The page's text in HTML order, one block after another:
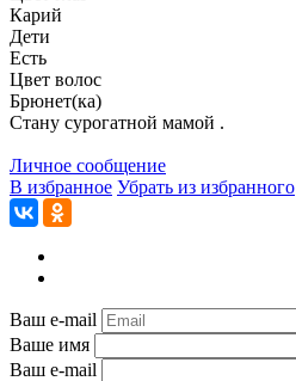
Карий
Дети
Есть
Цвет волос
Брюнет(ка)
Стану сурогатной мамой .
Личное сообщение
В избранное Убрать из избранного
Ваш e-mail
Ваше имя
Ваш e-mail